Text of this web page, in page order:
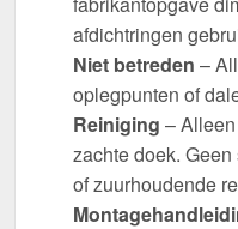
afdichtringen
Niet betreden –
oplegpunten of
Reiniging –
zachte doek.
of zuurhoudende